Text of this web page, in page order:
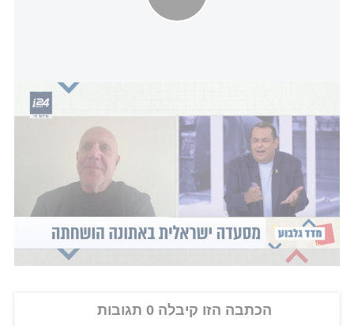
אנטישמיות באתונה: בעל המסעדה הישראלית שהושחתה ע"י פרו
בשנה שעברה, מנהל מלון ברומא ביטל הזמנה של זוג
ישראלי יום אחד בלבד לפני נסיעתם, והאשים אותם
ברצח עם ואמר להם שהמלון "ישמח לאפשר ביטול
חינם". "אנו מודיעים לכם כי הישראלים, כאחראים לרצח
עם, אינם לקוחות רצויים אצלנו", אמר מנהל המלון לזוג.
הכתבה הזו קיבלה 0 תגובות